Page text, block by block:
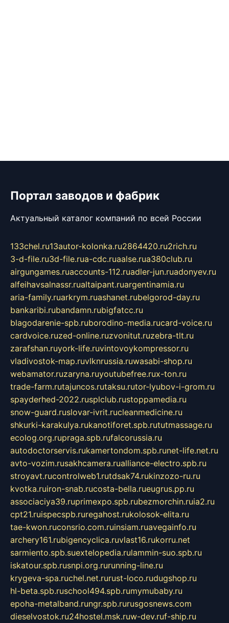
Портал заводов и фабрик
Актуальный каталог компаний по всей России
133chel.ru13autor-kolonka.ru2864420.ru2rich.ru
3-d-file.ru3d-file.rua-cdc.ruaalse.rua380club.ru
airgungames.ruaccounts-112.ruadler-jun.ruadonyev.ru
alfeihavsalnassr.rualtaipant.ruargentinamia.ru
aria-family.ruarkrym.ruashanet.rubelgorod-day.ru
bankaribi.rubandamn.rubigfatcc.ru
blagodarenie-spb.ruborodino-media.rucard-voice.ru
cardvoice.ruzed-online.ruzvonitut.ruzebra-tlt.ru
zarafshan.ruyork-life.ruvintovoykompressor.ru
vladivostok-map.ruvlknrussia.ruwasabi-shop.ru
webamator.ruzaryna.ruyoutubefree.rux-ton.ru
trade-farm.rutajuncos.rutaksu.rutor-lyubov-i-grom.ru
spayderhed-2022.rusplclub.rustoppamedia.ru
snow-guard.ruslovar-ivrit.rucleanmedicine.ru
shkurki-karakulya.rukanotiforet.spb.rututmassage.ru
ecolog.org.rupraga.spb.rufalcorussia.ru
autodoctorservis.rukamertondom.spb.runet-life.net.ru
avto-vozim.rusakhcamera.rualliance-electro.spb.ru
stroyavt.rucontrolweb1.rutdsak74.rukinzozo-ru.ru
kvotka.ruiron-snab.rucosta-bella.rueugrus.pp.ru
associaciya39.ruprimexpo.spb.rubezmorchin.ruia2.ru
cpt21.ruispecspb.ruregahost.rukolosok-elita.ru
tae-kwon.ruconsrio.com.ruinsiam.ruavegainfo.ru
archery161.rubigencyclica.ruvlast16.rukorru.net
sarmiento.spb.suextelopedia.rulammin-suo.spb.ru
iskatour.spb.rusnpi.org.rurunning-line.ru
krygeva-spa.ruchel.net.rurust-loco.rudugshop.ru
hl-beta.spb.ruschool494.spb.rumymubaby.ru
epoha-metalband.rungr.spb.rurusgosnews.com
dieselvostok.ru24hostel.msk.ruw-dev.ruf-ship.ru